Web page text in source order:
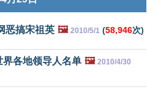
恶搞宋祖英 🖼️ 2010/5/1 (58,946次)
各地领导人名单 🖼️ 2010/4/30